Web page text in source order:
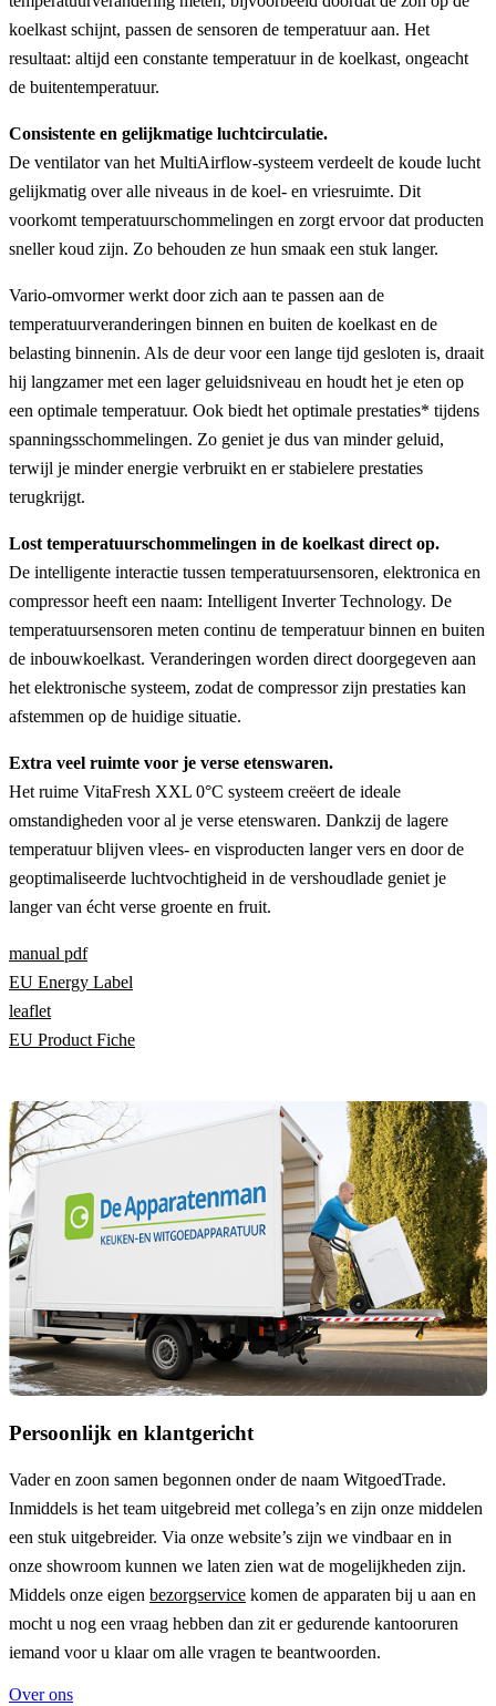
koelkast schijnt, passen de sensoren de temperatuur aan. Het
resultaat: altijd een constante temperatuur in de koelkast, ongeacht
de buitentemperatuur.
Consistente en gelijkmatige luchtcirculatie.
De ventilator van het MultiAirflow-systeem verdeelt de koude lucht
gelijkmatig over alle niveaus in de koel- en vriesruimte. Dit
voorkomt temperatuurschommelingen en zorgt ervoor dat producten
sneller koud zijn. Zo behouden ze hun smaak een stuk langer.
Vario-omvormer werkt door zich aan te passen aan de
temperatuurveranderingen binnen en buiten de koelkast en de
belasting binnenin. Als de deur voor een lange tijd gesloten is, draait
hij langzamer met een lager geluidsniveau en houdt het je eten op
een optimale temperatuur. Ook biedt het optimale prestaties* tijdens
spanningsschommelingen. Zo geniet je dus van minder geluid,
terwijl je minder energie verbruikt en er stabielere prestaties
terugkrijgt.
Lost temperatuurschommelingen in de koelkast direct op.
De intelligente interactie tussen temperatuursensoren, elektronica en
compressor heeft een naam: Intelligent Inverter Technology. De
temperatuursensoren meten continu de temperatuur binnen en buiten
de inbouwkoelkast. Veranderingen worden direct doorgegeven aan
het elektronische systeem, zodat de compressor zijn prestaties kan
afstemmen op de huidige situatie.
Extra veel ruimte voor je verse etenswaren.
Het ruime VitaFresh XXL 0°C systeem creëert de ideale
omstandigheden voor al je verse etenswaren. Dankzij de lagere
temperatuur blijven vlees- en visproducten langer vers en door de
geoptimaliseerde luchtvochtigheid in de vershoudlade geniet je
langer van écht verse groente en fruit.
manual pdf
EU Energy Label
leaflet
EU Product Fiche
Persoonlijk en klantgericht
Vader en zoon samen begonnen onder de naam WitgoedTrade.
Inmiddels is het team uitgebreid met collega’s en zijn onze middelen
een stuk uitgebreider. Via onze website’s zijn we vindbaar en in
onze showroom kunnen we laten zien wat de mogelijkheden zijn.
Middels onze eigen bezorgservice komen de apparaten bij u aan en
mocht u nog een vraag hebben dan zit er gedurende kantooruren
iemand voor u klaar om alle vragen te beantwoorden.
Over ons